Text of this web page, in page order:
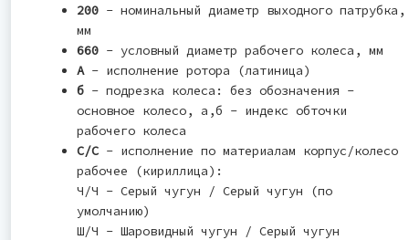
200 - номинальный диаметр выходного патрубка,
мм
660 - условный диаметр рабочего колеса, мм
А- исполнение ротора (латиница)
б - подрезка колеса: без обозначения -
основное колесо, а,б - индекс обточки
рабочего колеса
С/С - исполнение по материалам корпус/колесо
рабочее (кириллица):
Ч/Ч - Серый чугун / Серый чугун (по
умолчанию)
Ш/Ч - Шаровидный чугун / Серый чугун